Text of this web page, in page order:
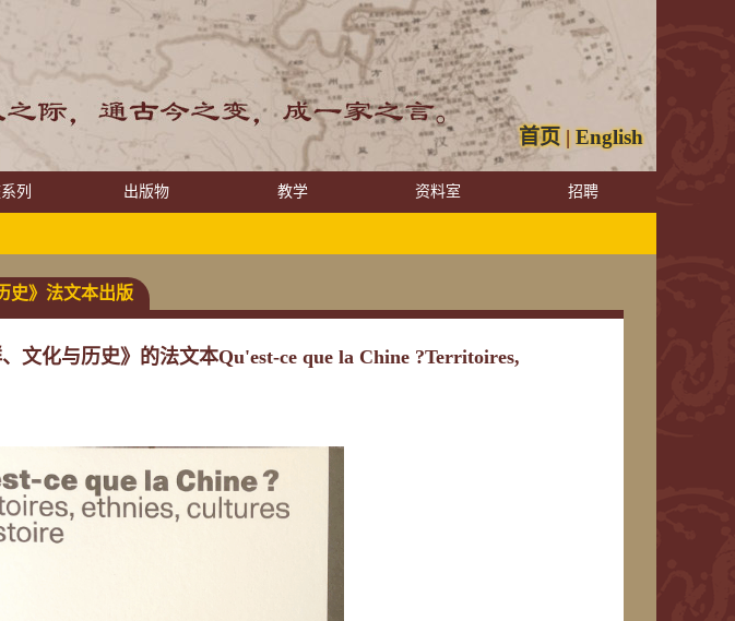
首页 |English
列 出版物 教学 资料室 招聘
史》法文本出版
文化与历史》的法文本Qu'est-ce que la Chine ?Territoires,